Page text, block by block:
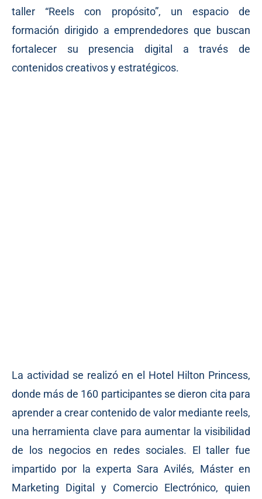
taller “Reels con propósito”, un espacio de
formación dirigido a emprendedores que buscan
fortalecer su presencia digital a través de
contenidos creativos y estratégicos.
La actividad se realizó en el Hotel Hilton Princess,
donde más de 160 participantes se dieron cita para
aprender a crear contenido de valor mediante reels,
una herramienta clave para aumentar la visibilidad
de los negocios en redes sociales. El taller fue
impartido por la experta Sara Avilés, Máster en
Marketing Digital y Comercio Electrónico, quien